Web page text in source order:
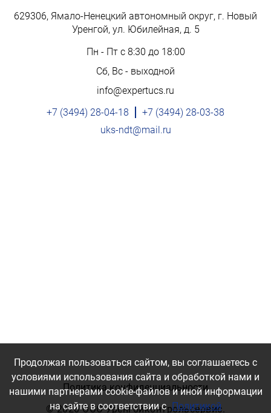
629306, Ямало-Ненецкий автономный округ, г. Новый
Уренгой, ул. Юбилейная, д. 5
Пн - Пт с 8:30 до 18:00
Сб, Вс - выходной
info@expertucs.ru
+7 (3494) 28-04-18
+7 (3494) 28-03-38
uks-ndt@mail.ru
© 2026 ООО Уренгойконтрольсервис.
Политика конфиденциальности
Продолжая пользоваться сайтом, вы соглашаетесь с
условиями использования сайта и обработкой нами и
нашими партнерами cookie-файлов и иной информации
на сайте в соответствии с Политикой